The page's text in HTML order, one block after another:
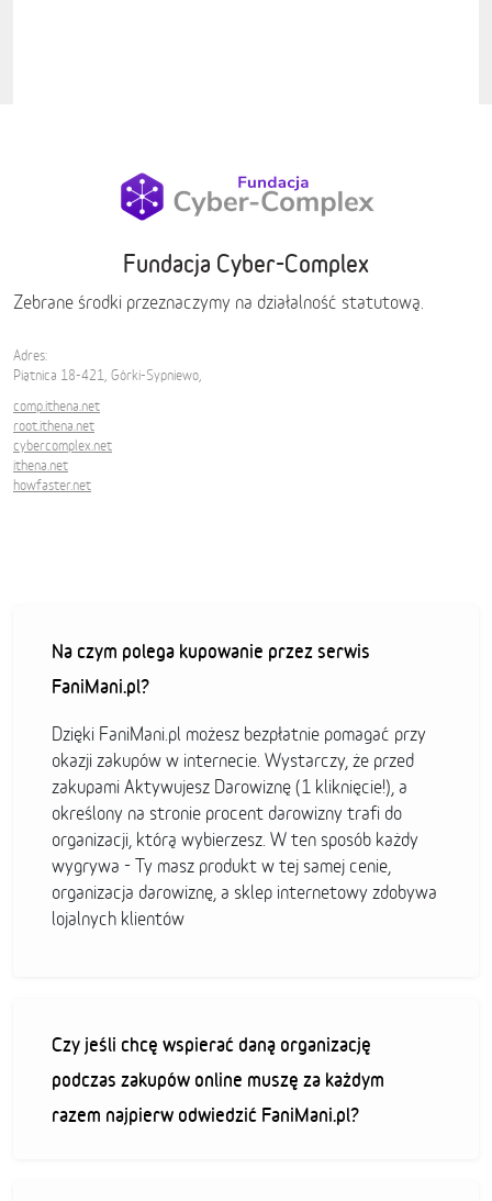
Fundacja Cyber-Complex
Zebrane środki przeznaczymy na działalność statutową.
Adres:
Piątnica 18-421, Górki-Sypniewo,
comp.ithena.net
root.ithena.net
cybercomplex.net
ithena.net
howfaster.net
Na czym polega kupowanie przez serwis
FaniMani.pl?
Dzięki FaniMani.pl możesz bezpłatnie pomagać przy
okazji zakupów w internecie. Wystarczy, że przed
zakupami Aktywujesz Darowiznę (1 kliknięcie!), a
określony na stronie procent darowizny trafi do
organizacji, którą wybierzesz. W ten sposób każdy
wygrywa - Ty masz produkt w tej samej cenie,
organizacja darowiznę, a sklep internetowy zdobywa
lojalnych klientów
Czy jeśli chcę wspierać daną organizację
podczas zakupów online muszę za każdym
razem najpierw odwiedzić FaniMani.pl?